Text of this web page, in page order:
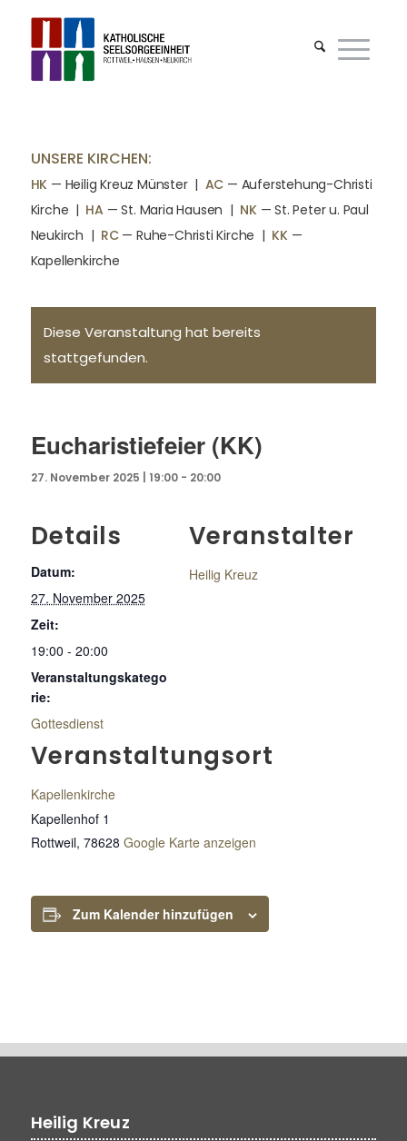
UNSERE KIRCHEN:
HK — Heilig Kreuz Münster | AC — Auferstehung-Christi
Kirche | HA — St. Maria Hausen | NK— St. Peter u. Paul
Neukirch | RC— Ruhe-Christi Kirche | KK—
Kapellenkirche
Diese Veranstaltung hat bereits
stattgefunden.
Eucharistiefeier (KK)
27. November 2025 | 19:00- 20:00
Details
Datum:
27. November 2025
Zeit:
19:00 - 20:00
Veranstaltungskatego
rie:
Gottesdienst
Veranstaltungsort
Kapellenkirche
Kapellenhof 1
Rottweil, 78628 Google Karte anzeigen
Veranstalter
Heilig Kreuz
Zum Kalender hinzufügen
Heilig Kreuz